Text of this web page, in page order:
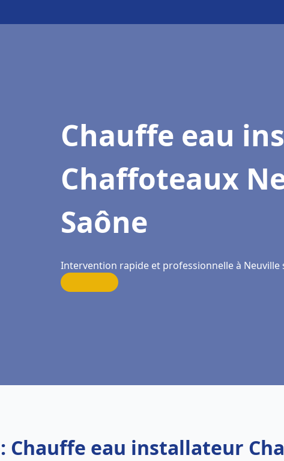
Chauffe eau
Chaffoteaux
Saône
Intervention rapide et professionnelle à Neuville
Chauffe eau installateur